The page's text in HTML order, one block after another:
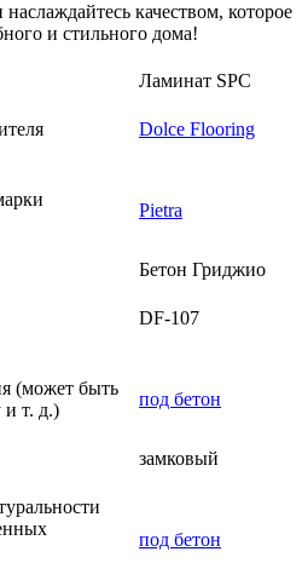
качеством, которое
и стильного дома!
Ламинат SPC
Dolce Flooring
Pietra
Бетон Гриджио
DF-107
(может быть
и т. д.)
под бетон
замковый
под бетон